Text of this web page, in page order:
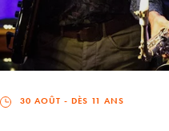
30 AOÛT - DÈS 11 ANS